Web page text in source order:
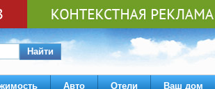
Найти
Авто Отели Ваш дом